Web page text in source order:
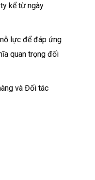
kể từ ngày
lực để đáp ứng
quan trọng đối
và Đối tác